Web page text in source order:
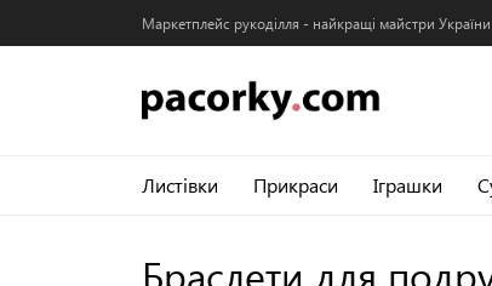
Маркетплейс рукоділля - найкращі майстри України
Листівки Прикраси Іграшки
Браслети для